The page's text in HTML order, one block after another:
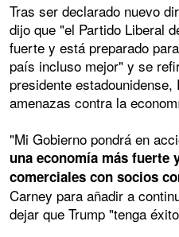
Tras ser declarado nuevo
dijo que "el Partido Liberal
fuerte y está preparado
país incluso mejor" y se
presidente
amenazas contra la
"Mi Gobierno pondrá en
una economía más fuerte
comerciales con socios
Carney para añadir a
dejar que Trump "tenga